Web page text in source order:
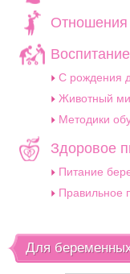
Отношения
C рождения
Животный
Методики
Здоровое
Питание
Правильное
Для